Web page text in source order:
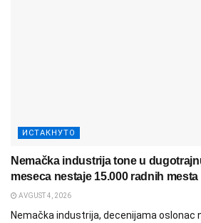
ИСТАКНУТО
Nemačka industrija tone u
meseca nestaje 15.000 radnih mesta
AVGUST 4, 2026
Nemačka industrija, decenijama oslonac